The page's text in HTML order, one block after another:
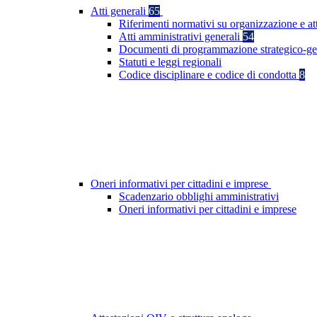
Atti generali 65
Riferimenti normativi su organizzazione e
Atti amministrativi generali 54
Documenti di programmazione strategico-
Statuti e leggi regionali
Codice disciplinare e codice di condotta 8
Oneri informativi per cittadini e imprese
Scadenzario obblighi amministrativi
Oneri informativi per cittadini e imprese